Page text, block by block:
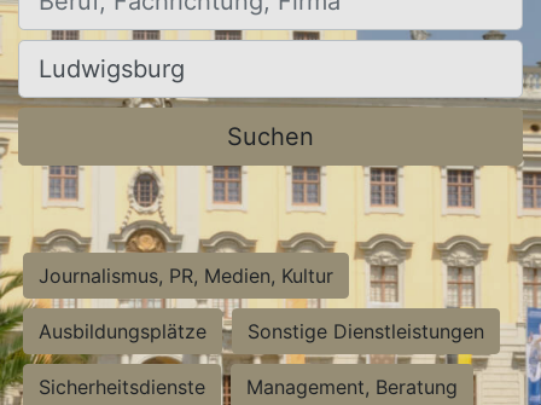
Ort, Stadt
Suchen
Journalismus, PR, Medien, Kultur
Ausbildungsplätze Sonstige Dienstleistungen
Sicherheitsdienste Management, Beratung